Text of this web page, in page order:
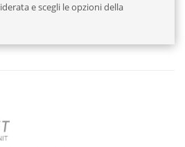
e scegli le opzioni della